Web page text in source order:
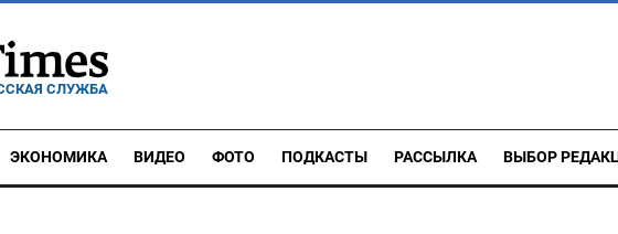
СЛУЖБА
ЭКОНОМИКА ВИДЕО ФОТО ПОДКАСТЫ РАССЫЛКА ВЫБОР